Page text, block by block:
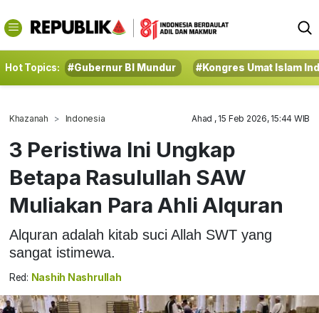
Hot Topics: #Gubernur BI Mundur #Kongres Umat Islam
Khazanah Indonesia Ahad , 15 Feb 2026, 15:44 WIB
3 Peristiwa Ini Ungkap
Betapa Rasulullah SAW
Muliakan Para Ahli Alquran
Alquran adalah kitab suci Allah SWT yang
sangat istimewa.
Red: Nashih Nashrullah